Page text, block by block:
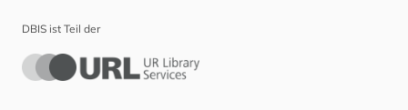
DBIS ist Teil der